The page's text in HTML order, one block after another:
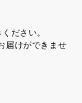
ださい。
届けができませ